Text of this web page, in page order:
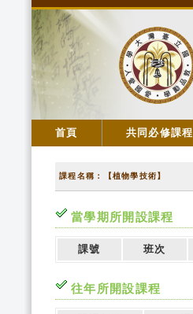
首頁 共同必修課程
課程名稱：【植物學技術】
當學期所開設課程
課號 班次
往年所開設課程